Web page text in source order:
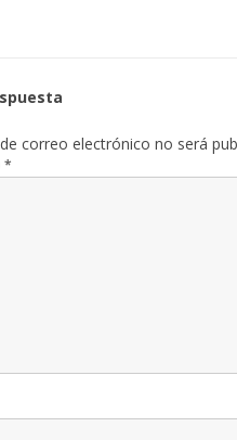
correo electrónico no será
*